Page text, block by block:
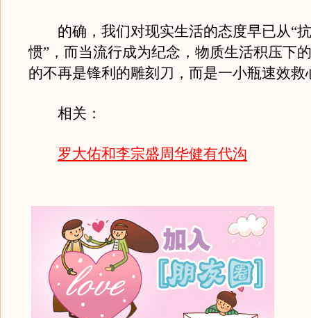
的确，我们对现实生活的态度早已从“抗
惯”，而当流行成为纪念，物质生活积压下
的不再是锋利的雕刻刀，而是一小瓶速效
相关：
罗大佑和李宗盛周华健有代沟